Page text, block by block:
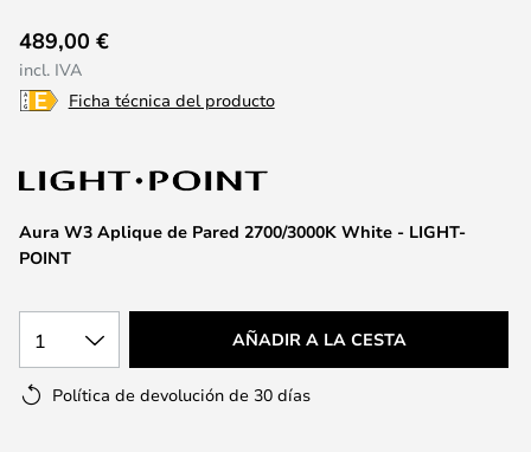
al
comienzo
de
galería
de
imágenes
Aura W3 Aplique de Pared 2700/3000K White - LIGHT-
POINT
489,00 €
incl. IVA
Ficha técnica del producto
1 AÑADIR A LA CESTA
Política de devolución de 30 días